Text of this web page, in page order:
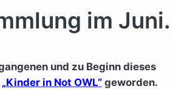
im Juni.
und zu Beginn dieses
„Kinder in Not OWL“geworden.